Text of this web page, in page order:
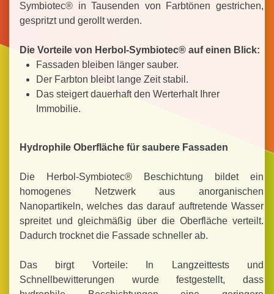
Symbiotec® in Tausenden von Farbtönen gestrichen,
gespritzt und gerollt werden.
Die Vorteile von Herbol-Symbiotec® auf einen Blick:
Fassaden bleiben länger sauber.
Der Farbton bleibt lange Zeit stabil.
Das steigert dauerhaft den Werterhalt Ihrer
Immobilie.
Hydrophile Oberfläche für saubere Fassaden
Die Herbol-Symbiotec® Beschichtung bildet ein
homogenes Netzwerk aus anorganischen
Nanopartikeln, welches das darauf auftretende Wasser
spreitet und gleichmäßig über die Oberfläche verteilt.
Dadurch trocknet die Fassade schneller ab.
Das birgt Vorteile: In Langzeittests und
Schnellbewitterungen wurde festgestellt, dass